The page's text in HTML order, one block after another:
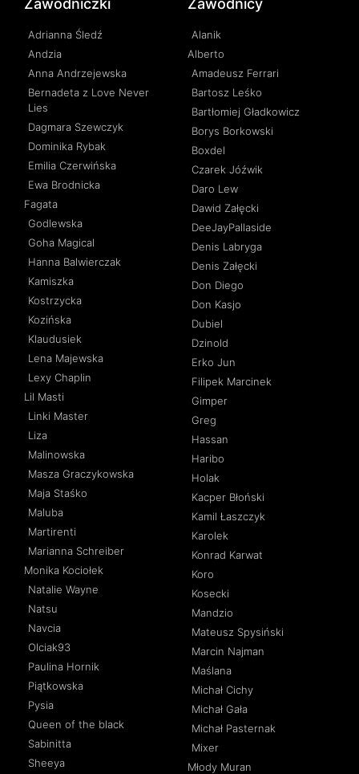
Adrianna Śledź
Andzia
Anna Andrzejewska
Bernadeta z Love Never
Lies
Dagmara Szewczyk
Dominika Rybak
Emilia Czerwińska
Ewa Brodnicka
Fagata
Godlewska
Goha Magical
Hanna Balwierczak
Kamiszka
Kostrzycka
Kozińska
Klaudusiek
Lena Majewska
Lexy Chaplin
Lil Masti
Linki Master
Liza
Malinowska
Masza Graczykowska
Maja Staśko
Maluba
Martirenti
Marianna Schreiber
Monika Kociołek
Natalie Wayne
Natsu
Navcia
Olciak93
Paulina Hornik
Piątkowska
Pysia
Queen of the black
Sabinitta
Sheeya
Alanik
Alberto
Amadeusz Ferrari
Bartosz Leśko
Bartłomiej Gładkowicz
Borys Borkowski
Boxdel
Czarek Jóźwik
Daro Lew
Dawid Załęcki
DeeJayPallaside
Denis Labryga
Denis Załęcki
Don Diego
Don Kasjo
Dubiel
Dzinold
Erko Jun
Filipek Marcinek
Gimper
Greg
Hassan
Haribo
Holak
Kacper Błoński
Kamil Łaszczyk
Karolek
Konrad Karwat
Koro
Kosecki
Mandzio
Mateusz Spysiński
Marcin Najman
Maślana
Michał Cichy
Michał Gała
Michał Pasternak
Mixer
Młody Muran